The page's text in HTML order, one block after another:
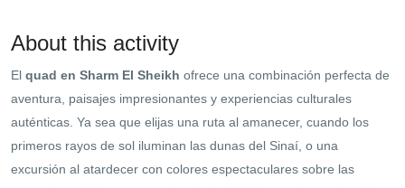
About this activity
El quad en Sharm El Sheikh ofrece una combinación perfecta de
aventura, paisajes impresionantes y experiencias culturales
auténticas. Ya sea que elijas una ruta al amanecer, cuando los
primeros rayos de sol iluminan las dunas del Sinaí, o una
excursión al atardecer con colores espectaculares sobre las